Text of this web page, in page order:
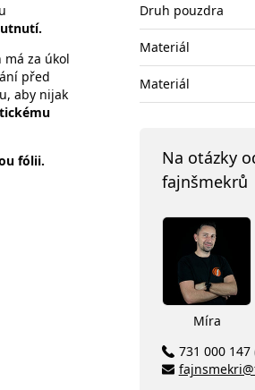
má za úkol
před
aby nijak
fólii.
Druh pouzdra
Materiál
Materiál
Na otázky
fajnšmekrů
Míra
731 000 147